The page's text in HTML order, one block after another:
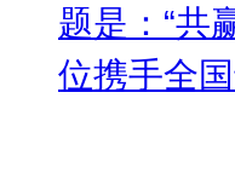
题是：“共
位携手全